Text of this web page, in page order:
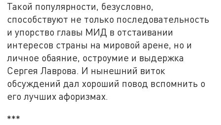
Такой популярности, безусловно,
способствуют не только последовательность
и упорство главы МИД в отстаивании
интересов страны на мировой арене, но и
личное обаяние, остроумие и выдержка
Сергея Лаврова. И нынешний виток
обсуждений дал хороший повод вспомнить о
его лучших афоризмах.
***